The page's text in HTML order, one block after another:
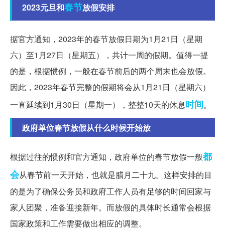
2023元旦和春节放假安排
据官方通知，2023年的春节放假日期为1月21日（星期
六）至1月27日（星期五），共计一周的假期。值得一提
的是，根据惯例，一般在春节前后的两个周末也会放假。
因此，2023年春节完整的假期将会从1月21日（星期六）
一直延续到1月30日（星期一），整整10天的休息时间。
政府单位春节放假从什么时候开始放
根据过往的惯例和官方通知，政府单位的春节放假一般都
会从春节前一天开始，也就是腊月二十九。这样安排的目
的是为了确保公务员和政府工作人员有足够的时间回家与
家人团聚，准备迎接新年。而放假的具体时长通常会根据
国家政策和工作需要做出相应的调整。